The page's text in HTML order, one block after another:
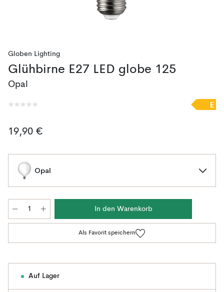
Globen Lighting
Glühbirne E27 LED globe 125
Opal
E
19,90 €
Opal
In den Warenkorb
Als Favorit speichern
Auf Lager